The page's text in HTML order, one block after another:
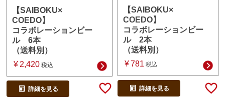
【SAIBOKU×
COEDO】
コラボレーションビー
ル 6本
（送料別）
¥ 2,420 税込
詳細を見る
【SAIBOKU×
COEDO】
コラボレーションビー
ル 2本
（送料別）
¥ 781 税込
詳細を見る